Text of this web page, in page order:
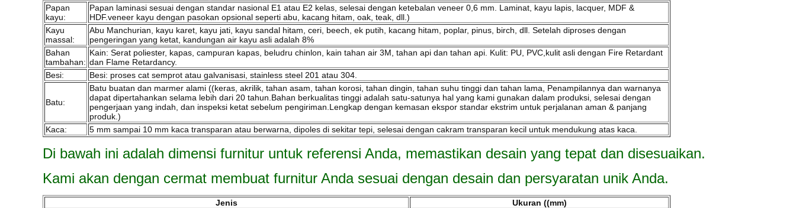
Papan
kayu:
Papan laminasi sesuai dengan standar nasional E1 atau E2 kelas, selesai dengan ketebalan veneer 0,6 mm. Laminat, kayu lapis, lacquer, MDF &
HDF.veneer kayu dengan pasokan opsional seperti abu, kacang hitam, oak, teak, dll.)
Kayu
massal:
Abu Manchurian, kayu karet, kayu jati, kayu sandal hitam, ceri, beech, ek putih, kacang hitam, poplar, pinus, birch, dll. Setelah diproses dengan
pengeringan yang ketat, kandungan air kayu asli adalah 8%
Bahan
tambahan:
Kain: Serat poliester, kapas, campuran kapas, beludru chinlon, kain tahan air 3M, tahan api dan tahan api. Kulit: PU, PVC,kulit asli dengan Fire Retardant
dan Flame Retardancy.
Besi:
Besi: proses cat semprot atau galvanisasi, stainless steel 201 atau 304.
Batu:
Batu buatan dan marmer alami ((keras, akrilik, tahan asam, tahan korosi, tahan dingin, tahan suhu tinggi dan tahan lama, Penampilannya dan warnanya
dapat dipertahankan selama lebih dari 20 tahun.Bahan berkualitas tinggi adalah satu-satunya hal yang kami gunakan dalam produksi, selesai dengan
pengerjaan yang indah, dan inspeksi ketat sebelum pengiriman.Lengkap dengan kemasan ekspor standar ekstrim untuk perjalanan aman & panjang
produk.)
Kaca:
5 mm sampai 10 mm kaca transparan atau berwarna, dipoles di sekitar tepi, selesai dengan cakram transparan kecil untuk mendukung atas kaca.
Di bawah ini adalah dimensi furnitur untuk referensi Anda, memastikan desain yang tepat dan disesuaikan.
Kami akan dengan cermat membuat furnitur Anda sesuai dengan desain dan persyaratan unik Anda.
Jenis
Ukuran ((mm)